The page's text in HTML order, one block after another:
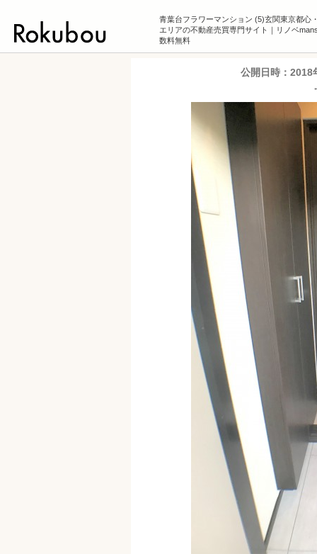
青葉台フラワーマンション (5)玄関東京都心
エリアの不動産売買専門サイト｜リノベ
数料無料
公開日時： 2018